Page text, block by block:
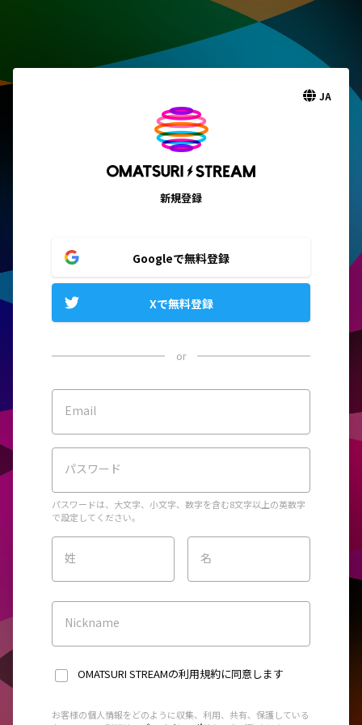
JA
新規登録
Googleで無料登録
Xで無料登録
or
Email
パスワード
パスワードは、大文字、小文字、数字を含む8文字以上の英数字
で設定してください。
姓 名
Nickname
OMATSURI STREAMの利用規約に同意します
お客様の個人情報をどのように収集、利用、共有、保護している